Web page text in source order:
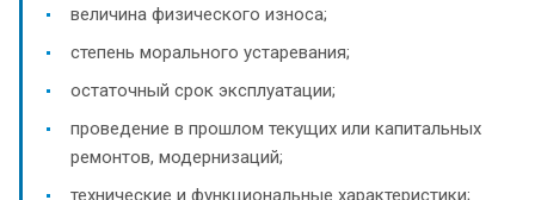
величина физического износа;
степень морального устаревания;
остаточный срок эксплуатации;
проведение в прошлом текущих или капитальных
ремонтов, модернизаций;
технические и функциональные характеристики;